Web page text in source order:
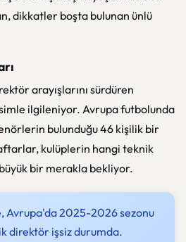
dikkatler boşta bulunan ünlü
arayışlarını sürdüren
ilgileniyor. Avrupa futbolunda
bulunduğu 46 kişilik bir
kulüplerin hangi teknik
bir merakla bekliyor.
Avrupa'da 2025-2026 sezonu
direktör işsiz durumda.